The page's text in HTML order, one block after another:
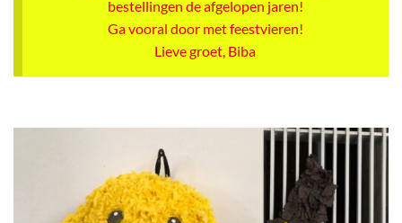
bestellingen de afgelopen jaren!
Ga vooral door met feestvieren!
Lieve groet, Biba